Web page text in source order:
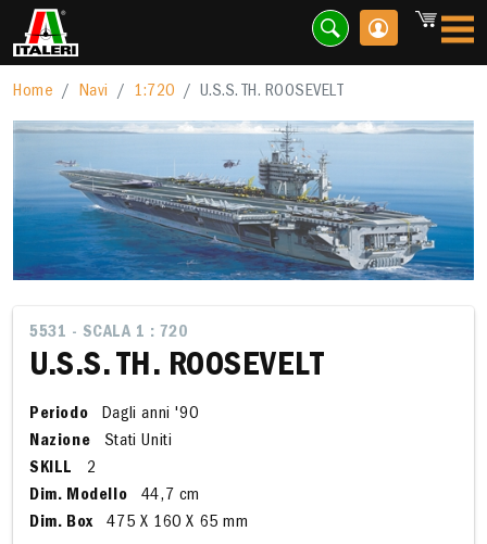
Home Navi 1:720 U.S.S. TH. ROOSEVELT
5531 - SCALA 1 : 720
U.S.S. TH. ROOSEVELT
Periodo
Dagli anni '90
Nazione
Stati Uniti
SKILL
2
Dim. Modello
44,7 cm
Dim. Box
475 X 160 X 65 mm